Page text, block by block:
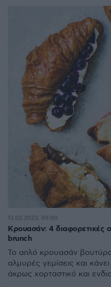
Κρουασάν: 4 διαφορετικές
brunch
Το απλό κρουασάν
αλμυρές γεμίσεις και
άκρως χορταστικό και
13.02.2023, 09:00